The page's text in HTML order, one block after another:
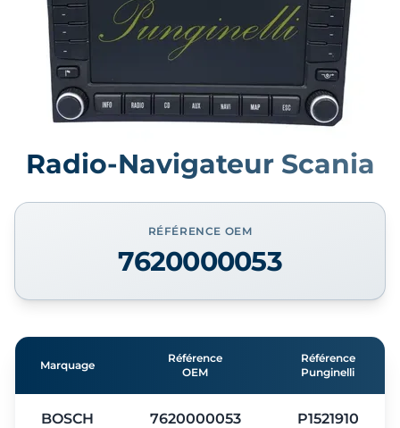
Radio-Navigateur Scania
RÉFÉRENCE OEM
7620000053
Marquage
Référence
OEM
Référence
Punginelli
BOSCH 7620000053 P1521910